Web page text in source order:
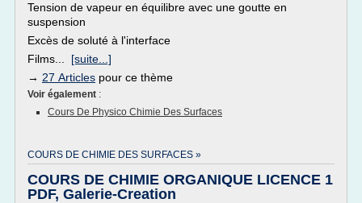
Tension de vapeur en équilibre avec une goutte en
suspension
Excès de soluté à l'interface
Films... [suite...]
→ 27 Articles pour ce thème
Voir également :
Cours De Physico Chimie Des Surfaces
COURS DE CHIMIE DES SURFACES »
COURS DE CHIMIE ORGANIQUE LICENCE 1
PDF, Galerie-Creation